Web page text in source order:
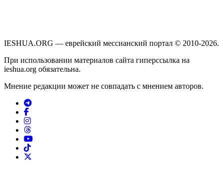
IESHUA.ORG — еврейский мессианский портал © 2010-2026.
При использовании материалов сайта гиперссылка на
ieshua.org обязательна.
Мнение редакции может не совпадать с мнением авторов.